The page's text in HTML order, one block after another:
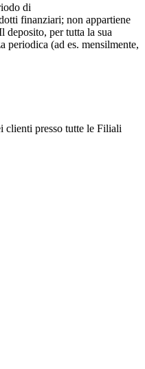
di
finanziari; non appartiene
deposito, per tutta la sua
periodica (ad es. mensilmente,
clienti presso tutte le Filiali